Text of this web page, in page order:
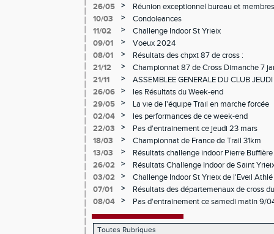
26/05
>
Réunion exceptionnel bureau et
10/03
>
Condoleances
11/02
>
Challenge Indoor St Yrieix
09/01
>
Voeux 2024
08/01
>
Résultats des chpxt 87 de cross :
21/12
>
Championnat 87 de Cross Dimanche 7
21/11
>
ASSEMBLEE GENERALE DU CLUB
26/06
>
les Résultats du Week-end
29/05
>
La vie de l'équipe Trail en marche forcée
02/04
>
les performances de ce week-end
22/03
>
Pas d'entrainement ce jeudi 23 mars
18/03
>
Championnat de France de Trail 31km
13/03
>
Résultats challenge indoor Pierre Buffière
26/02
>
Résultats Challenge Indoor de Saint
03/02
>
Challenge Indoor St Yrieix de l'Eveil
07/01
>
Résultats des départemenaux de cross
08/04
> Pas d'entrainement ce samedi matin 9/